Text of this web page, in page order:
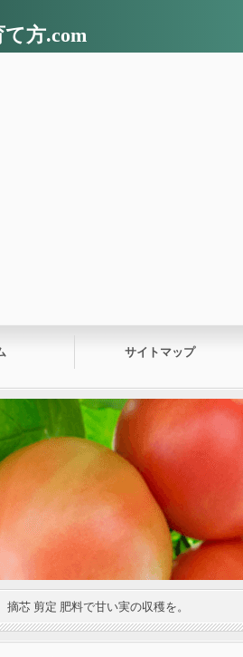
て方.com
サイトマップ
摘芯 剪定 肥料で甘い実の収穫を。